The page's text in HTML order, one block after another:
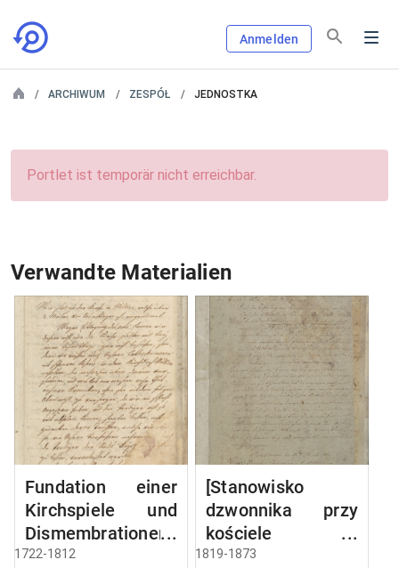
Anmelden
ARCHIWUM ZESPÓŁ JEDNOSTKA
Portlet ist temporär nicht erreichbar.
Verwandte Materialien
Fundation einer
Kirchspiele und
Dismembrationen-
Sache
1722-1812
[Stanowisko
dzwonnika przy
kościele w
Miłkach]
1819-1873